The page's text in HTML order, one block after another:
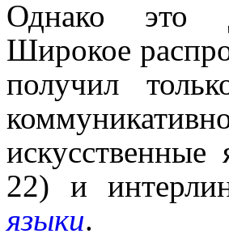
Однако это
Широкое
получил
22) и
языки.